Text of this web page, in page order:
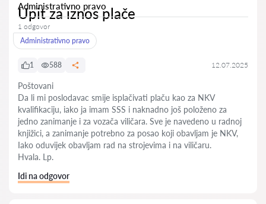
Administrativno pravo
Upit za iznos plače
1 odgovor
Administrativno pravo
1 588 12.07.2025
Poštovani
Da li mi poslodavac smije isplačivati plaču kao za NKV
kvalifikaciju, iako ja imam SSS i naknadno još položeno za
jedno zanimanje i za vozača viličara. Sve je navedeno u radnoj
knjižici, a zanimanje potrebno za posao koji obavljam je NKV,
Iako oduvijek obavljam rad na strojevima i na viličaru.
Hvala. Lp.
Idi na odgovor